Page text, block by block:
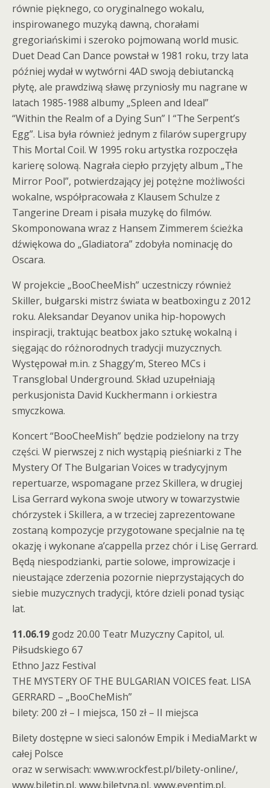
równie pięknego, co oryginalnego wokalu,
inspirowanego muzyką dawną, chorałami
gregoriańskimi i szeroko pojmowaną world music.
Duet Dead Can Dance powstał w 1981 roku, trzy lata
później wydał w wytwórni 4AD swoją debiutancką
płytę, ale prawdziwą sławę przyniosły mu nagrane w
latach 1985-1988 albumy „Spleen and Ideal”
“Within the Realm of a Dying Sun” I “The Serpent’s
Egg”. Lisa była również jednym z filarów supergrupy
This Mortal Coil. W 1995 roku artystka rozpoczęła
karierę solową. Nagrała ciepło przyjęty album „The
Mirror Pool”, potwierdzający jej potężne możliwości
wokalne, współpracowała z Klausem Schulze z
Tangerine Dream i pisała muzykę do filmów.
Skomponowana wraz z Hansem Zimmerem ścieżka
dźwiękowa do „Gladiatora” zdobyła nominację do
Oscara.
W projekcie „BooCheeMish” uczestniczy również
Skiller, bułgarski mistrz świata w beatboxingu z 2012
roku. Aleksandar Deyanov unika hip-hopowych
inspiracji, traktując beatbox jako sztukę wokalną i
sięgając do różnorodnych tradycji muzycznych.
Występował m.in. z Shaggy’m, Stereo MCs i
Transglobal Underground. Skład uzupełniają
perkusjonista David Kuckhermann i orkiestra
smyczkowa.
Koncert “BooCheeMish” będzie podzielony na trzy
części. W pierwszej z nich wystąpią pieśniarki z The
Mystery Of The Bulgarian Voices w tradycyjnym
repertuarze, wspomagane przez Skillera, w drugiej
Lisa Gerrard wykona swoje utwory w towarzystwie
chórzystek i Skillera, a w trzeciej zaprezentowane
zostaną kompozycje przygotowane specjalnie na tę
okazję i wykonane a’cappella przez chór i Lisę Gerrard.
Będą niespodzianki, partie solowe, improwizacje i
nieustające zderzenia pozornie nieprzystających do
siebie muzycznych tradycji, które dzieli ponad tysiąc
lat.
11.06.19 godz 20.00 Teatr Muzyczny Capitol, ul.
Piłsudskiego 67
Ethno Jazz Festival
THE MYSTERY OF THE BULGARIAN VOICES feat. LISA
GERRARD – „BooCheMish”
bilety: 200 zł – I miejsca, 150 zł – II miejsca
Bilety dostępne w sieci salonów Empik i MediaMarkt w
całej Polsce
oraz w serwisach: www.wrockfest.pl/bilety-online/,
www.biletin.pl, www.biletyna.pl, www.eventim.pl,